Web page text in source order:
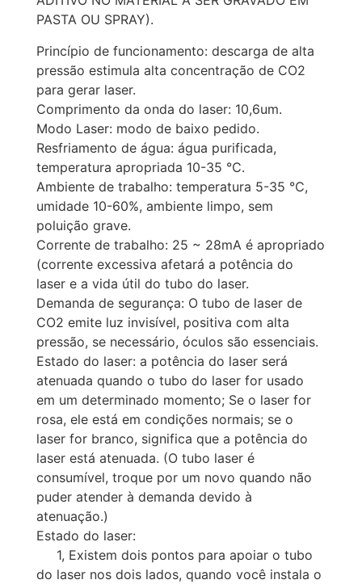
PASTA OU SPRAY).
Princípio de funcionamento: descarga de alta
pressão estimula alta concentração de CO2
para gerar laser.
Comprimento da onda do laser: 10,6um.
Modo Laser: modo de baixo pedido.
Resfriamento de água: água purificada,
temperatura apropriada 10-35 ℃.
Ambiente de trabalho: temperatura 5-35 ℃,
umidade 10-60%, ambiente limpo, sem
poluição grave.
Corrente de trabalho: 25 ~ 28mA é apropriado
(corrente excessiva afetará a potência do
laser e a vida útil do tubo do laser.
Demanda de segurança: O tubo de laser de
CO2 emite luz invisível, positiva com alta
pressão, se necessário, óculos são essenciais.
Estado do laser: a potência do laser será
atenuada quando o tubo do laser for usado
em um determinado momento; Se o laser for
rosa, ele está em condições normais; se o
laser for branco, significa que a potência do
laser está atenuada. (O tubo laser é
consumível, troque por um novo quando não
puder atender à demanda devido à
atenuação.)
Estado do laser:
1, Existem dois pontos para apoiar o tubo
do laser nos dois lados, quando você instala o